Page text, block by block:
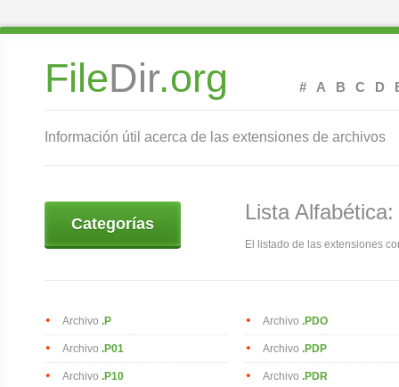
FileDir.org # A B C D
Información útil acerca de las extensiones de archivos
Categorías Lista Alfabética:
El listado de las extensiones
Archivo .P
Archivo .P01
Archivo .P10
Archivo .PDO
Archivo .PDP
Archivo .PDR